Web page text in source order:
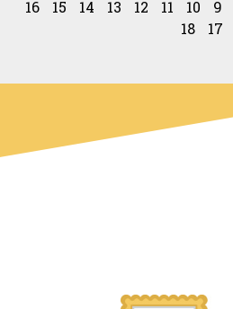
9
10
11
12
13
14
15
16
17
18